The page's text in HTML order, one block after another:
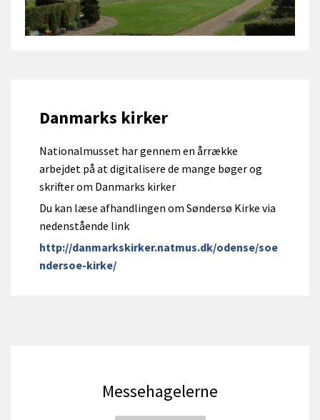
Danmarks kirker
Nationalmusset har gennem en årrække
arbejdet på at digitalisere de mange bøger og
skrifter om Danmarks kirker
Du kan læse afhandlingen om Søndersø Kirke via
nedenstående link
http://danmarkskirker.natmus.dk/odense/soe
ndersoe-kirke/
Messehagelerne